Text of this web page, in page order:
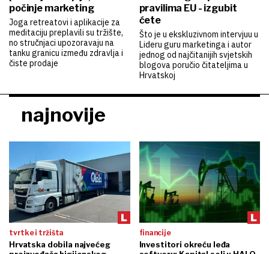
počinje marketing
Joga retreatovi i aplikacije za
meditaciju preplavili su tržište,
no stručnjaci upozoravaju na
tanku granicu između zdravlja i
čiste prodaje
pravilima EU - izgubit
ćete
Što je u ekskluzivnom intervjuu u
Lideru guru marketinga i autor
jednog od najčitanijih svjetskih
blogova poručio čitateljima u
Hrvatskoj
najnovije
tvrtke i tržišta
Hrvatska dobila najvećeg
financije
Investitori okreću leđa